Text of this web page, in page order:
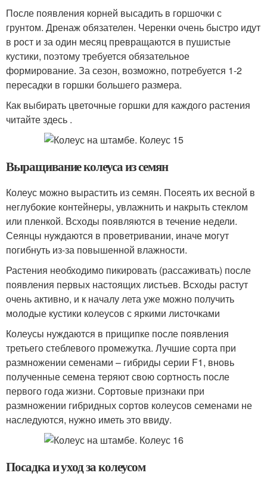
После появления корней высадить в горшочки с
грунтом. Дренаж обязателен. Черенки очень быстро идут
в рост и за один месяц превращаются в пушистые
кустики, поэтому требуется обязательное
формирование. За сезон, возможно, потребуется 1-2
пересадки в горшки большего размера.
Как выбирать цветочные горшки для каждого растения
читайте здесь .
Выращивание колеуса из семян
Колеус можно вырастить из семян. Посеять их весной в
неглубокие контейнеры, увлажнить и накрыть стеклом
или пленкой. Всходы появляются в течение недели.
Сеянцы нуждаются в проветривании, иначе могут
погибнуть из-за повышенной влажности.
Растения необходимо пикировать (рассаживать) после
появления первых настоящих листьев. Всходы растут
очень активно, и к началу лета уже можно получить
молодые кустики колеусов с яркими листочками
Колеусы нуждаются в прищипке после появления
третьего стеблевого промежутка. Лучшие сорта при
размножении семенами – гибриды серии F1, вновь
полученные семена теряют свою сортность после
первого года жизни. Сортовые признаки при
размножении гибридных сортов колеусов семенами не
наследуются, нужно иметь это ввиду.
Посадка и уход за колеусом